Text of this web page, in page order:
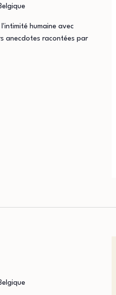
humaine avec
anecdotes racontées par